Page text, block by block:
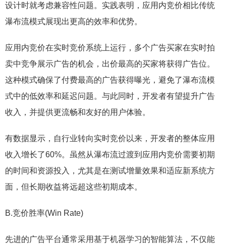
设计时就考虑兼容性问题。实践表明，应用内竞价相比传统
瀑布流模式展现出更高的效率和优势。
应用内竞价在实时竞价系统上运行，多个广告买家在实时拍
卖中竞争展示广告的机会，出价最高的买家将获得广告位。
这种模式确保了付费最高的广告获得曝光，避免了瀑布流模
式中的低效率和延迟问题。与此同时，开发者有望提升广告
收入，并提供更流畅和友好的用户体验。
有数据显示，自行业转向实时竞价以来，开发者的整体应用
收入增长了60%。虽然从瀑布流过渡到应用内竞价需要初期
的时间和资源投入，尤其是在测试增量效果和适应新系统方
面，但长期收益将远超这些初期成本。
B.竞价胜率(Win Rate)
先进的广告平台通常采用基于机器学习的智能算法，不仅能